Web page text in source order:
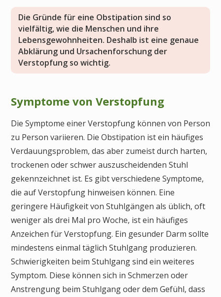
Die Gründe für eine Obstipation sind so
vielfältig, wie die Menschen und ihre
Lebensgewohnheiten. Deshalb ist eine genaue
Abklärung und Ursachenforschung der
Verstopfung so wichtig.
Symptome von Verstopfung
Die Symptome einer Verstopfung können von Person
zu Person variieren. Die Obstipation ist ein häufiges
Verdauungsproblem, das aber zumeist durch harten,
trockenen oder schwer auszuscheidenden Stuhl
gekennzeichnet ist. Es gibt verschiedene Symptome,
die auf Verstopfung hinweisen können. Eine
geringere Häufigkeit von Stuhlgängen als üblich, oft
weniger als drei Mal pro Woche, ist ein häufiges
Anzeichen für Verstopfung. Ein gesunder Darm sollte
mindestens einmal täglich Stuhlgang produzieren.
Schwierigkeiten beim Stuhlgang sind ein weiteres
Symptom. Diese können sich in Schmerzen oder
Anstrengung beim Stuhlgang oder dem Gefühl, dass